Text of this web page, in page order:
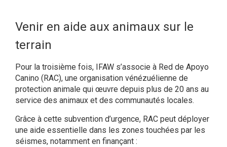
Venir en aide aux animaux sur le
terrain
Pour la troisième fois, IFAW s’associe à Red de Apoyo
Canino (RAC), une organisation vénézuélienne de
protection animale qui œuvre depuis plus de 20 ans au
service des animaux et des communautés locales.
Grâce à cette subvention d’urgence, RAC peut déployer
une aide essentielle dans les zones touchées par les
séismes, notamment en finançant :